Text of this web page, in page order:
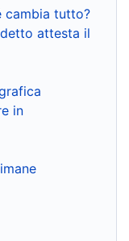
cambia tutto?
attesta il
in